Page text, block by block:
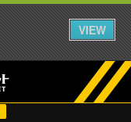
VIEW